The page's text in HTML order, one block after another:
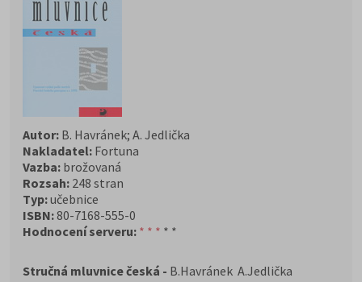
Autor: B. Havránek; A. Jedlička
Nakladatel: Fortuna
Vazba: brožovaná
Rozsah: 248 stran
Typ:učebnice
ISBN:80-7168-555-0
Hodnocení serveru: * * * * *
Stručná mluvnice česká - B.Havránek A.Jedlička